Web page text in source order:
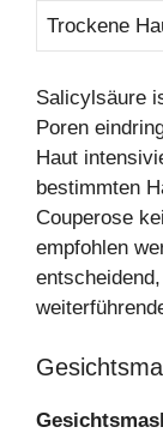
Trockene
Salicylsäure
Poren
Haut
bestimmten
Couperose
empfohlen